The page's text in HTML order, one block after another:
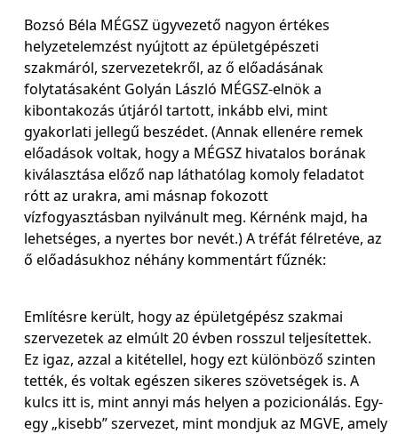
Bozsó Béla MÉGSZ ügyvezető nagyon értékes
helyzetelemzést nyújtott az épületgépészeti
szakmáról, szervezetekről, az ő előadásának
folytatásaként Golyán László MÉGSZ-elnök a
kibontakozás útjáról tartott, inkább elvi, mint
gyakorlati jellegű beszédet. (Annak ellenére remek
előadások voltak, hogy a MÉGSZ hivatalos borának
kiválasztása előző nap láthatólag komoly feladatot
rótt az urakra, ami másnap fokozott
vízfogyasztásban nyilvánult meg. Kérnénk majd, ha
lehetséges, a nyertes bor nevét.) A tréfát félretéve, az
ő előadásukhoz néhány kommentárt fűznék:
Említésre került, hogy az épületgépész szakmai
szervezetek az elmúlt 20 évben rosszul teljesítettek.
Ez igaz, azzal a kitétellel, hogy ezt különböző szinten
tették, és voltak egészen sikeres szövetségek is. A
kulcs itt is, mint annyi más helyen a pozicionálás. Egy-
egy „kisebb” szervezet, mint mondjuk az MGVE, amely